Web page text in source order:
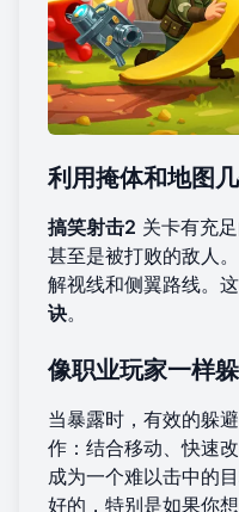
利用掩体和地图
搞笑射击2 关卡有充
甚至是被打败的敌人
解视线和侧翼路线。
诀。
像职业玩家一样
当暴露时，有效的躲
作：结合移动、快速
成为一个难以击中的
好的，特别是如果你